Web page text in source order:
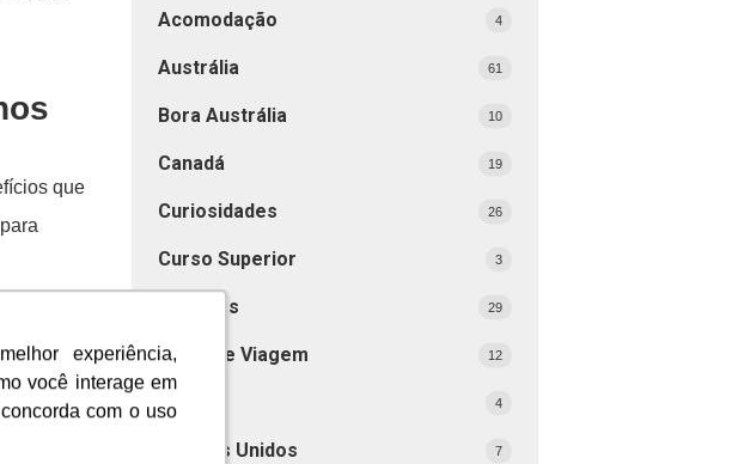
experiência,
você interage em
com o uso
experiência,
você interage em
com o uso
que
no
Acomodação
4
Austrália 61
Bora Austrália 10
Canadá 19
Curiosidades 26
Curso Superior 3
Destinos 29
Dicas de Viagem 12
Dubai 4
Estados Unidos 7